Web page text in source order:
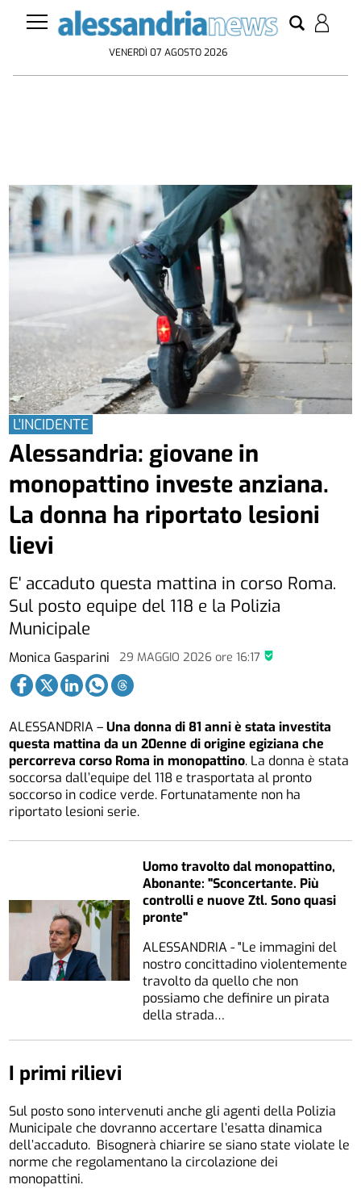
VENERDÌ 07 AGOSTO 2026
Monica Gasparini 29 MAGGIO 2026ore 16:17
L'INCIDENTE
Alessandria: giovane in
monopattino investe anziana.
La donna ha riportato lesioni
lievi
E' accaduto questa mattina in corso Roma.
Sul posto equipe del 118 e la Polizia
Municipale
ALESSANDRIA –Una donna di 81 anni è stata investita
questa mattina da un 20enne di origine egiziana che
percorreva corso Roma in monopattino. La donna è stata
soccorsa dall’equipe del 118 e trasportata al pronto
soccorso in codice verde. Fortunatamente non ha
riportato lesioni serie.
Uomo travolto dal monopattino,
Abonante: "Sconcertante. Più
controlli e nuove Ztl. Sono quasi
pronte"
ALESSANDRIA - "Le immagini del
nostro concittadino violentemente
travolto da quello che non
possiamo che definire un pirata
della strada…
I primi rilievi
Sul posto sono intervenuti anche gli agenti della Polizia
Municipale che dovranno accertare l’esatta dinamica
dell’accaduto. Bisognerà chiarire se siano state violate le
norme che regolamentano la circolazione dei
monopattini.